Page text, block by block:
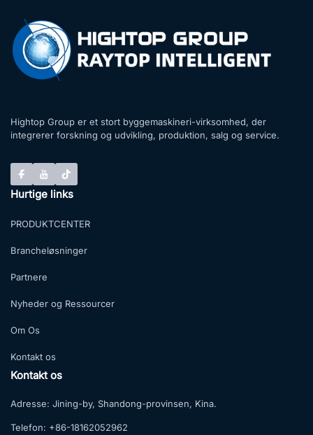
Hightop Group er et stort byggemaskineri-virksomhed, der
integrerer forskning og udvikling, produktion, salg og service.
Hurtige links
PRODUKTCENTER
Brancheløsninger
Partnere
Nyheder og Ressourcer
Om Os
Kontakt os
Kontakt os
Adresse: Jining-by, Shandong-provinsen, Kina.
Telefon: +86-18162052962